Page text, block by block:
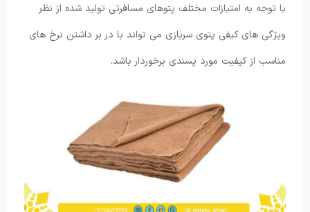
با توجه به امتیازات مختلف پتوهای مسافرتی تولید شده از نظر
ویژگی های کیفی پتوی سربازی می تواند با در بر داشتن نرخ های
مناسب از کیفیت مورد پسندی برخوردار باشد.